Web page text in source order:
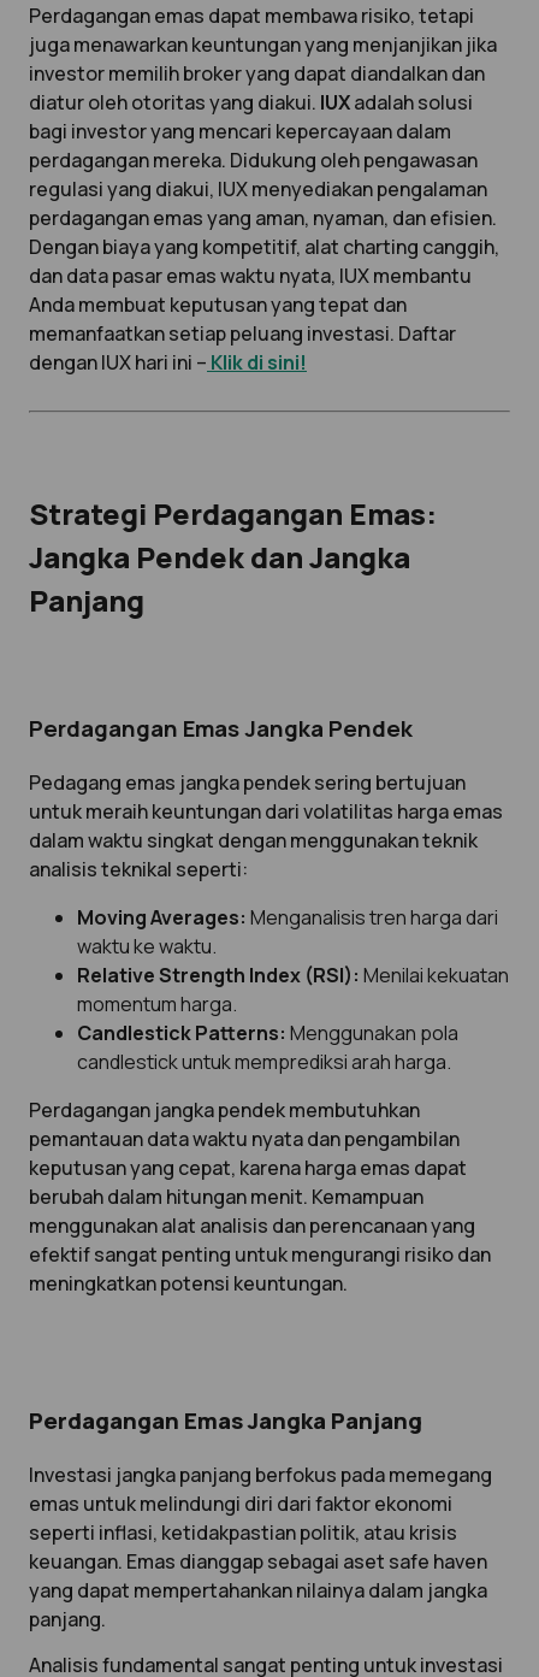
Perdagangan emas dapat membawa risiko, tetapi
juga menawarkan keuntungan yang menjanjikan jika
investor memilih broker yang dapat diandalkan dan
diatur oleh otoritas yang diakui. IUXadalah solusi
bagi investor yang mencari kepercayaan dalam
perdagangan mereka. Didukung oleh pengawasan
regulasi yang diakui, IUX menyediakan pengalaman
perdagangan emas yang aman, nyaman, dan efisien.
Dengan biaya yang kompetitif, alat charting canggih,
dan data pasar emas waktu nyata, IUX membantu
Anda membuat keputusan yang tepat dan
memanfaatkan setiap peluang investasi. Daftar
dengan IUX hari ini – Klik di sini!
Strategi Perdagangan Emas:
Jangka Pendek dan Jangka
Panjang
Perdagangan Emas Jangka Pendek
Pedagang emas jangka pendek sering bertujuan
untuk meraih keuntungan dari volatilitas harga emas
dalam waktu singkat dengan menggunakan teknik
analisis teknikal seperti:
Moving Averages: Menganalisis tren harga dari
waktu ke waktu.
Relative Strength Index (RSI): Menilai kekuatan
momentum harga.
Candlestick Patterns: Menggunakan pola
candlestick untuk memprediksi arah harga.
Perdagangan jangka pendek membutuhkan
pemantauan data waktu nyata dan pengambilan
keputusan yang cepat, karena harga emas dapat
berubah dalam hitungan menit. Kemampuan
menggunakan alat analisis dan perencanaan yang
efektif sangat penting untuk mengurangi risiko dan
meningkatkan potensi keuntungan.
Perdagangan Emas Jangka Panjang
Investasi jangka panjang berfokus pada memegang
emas untuk melindungi diri dari faktor ekonomi
seperti inflasi, ketidakpastian politik, atau krisis
keuangan. Emas dianggap sebagai aset safe haven
yang dapat mempertahankan nilainya dalam jangka
panjang.
Analisis fundamental sangat penting untuk investasi